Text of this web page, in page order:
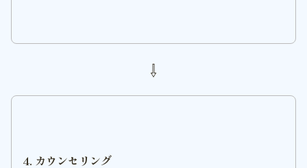
⇩
4. カウンセリング